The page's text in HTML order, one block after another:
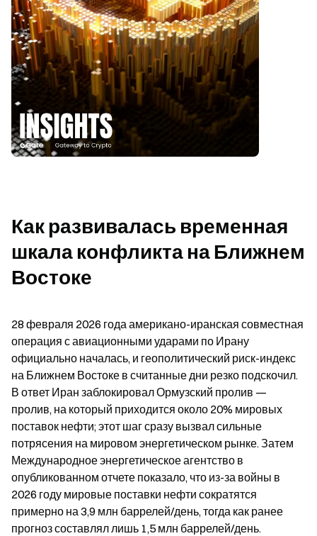
Как развивалась временная
шкала конфликта на Ближнем
Востоке
28 февраля 2026 года американо-иранская совместная
операция с авиационными ударами по Ирану
официально началась, и геополитический риск-индекс
на Ближнем Востоке в считанные дни резко подскочил.
В ответ Иран заблокировал Ормузский пролив —
пролив, на который приходится около 20% мировых
поставок нефти; этот шаг сразу вызвал сильные
потрясения на мировом энергетическом рынке. Затем
Международное энергетическое агентство в
опубликованном отчете показало, что из-за войны в
2026 году мировые поставки нефти сократятся
примерно на 3,9 млн баррелей/день, тогда как ранее
прогноз составлял лишь 1,5 млн баррелей/день.